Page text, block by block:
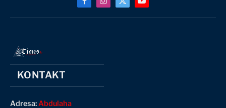
FacebookInstagram
X
(Twitter)
YouTube
KONTAKT
Adresa:Abdulaha